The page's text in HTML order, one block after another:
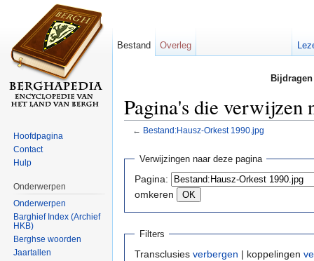
Pagina's die verwijzen
← Bestand:Hausz-Orkest 1990.jpg
Verwijzingen naar deze pagina
Pagina:
omkeren
Filters
Transclusies verbergen | koppelingen
Bestand Overleg
Hoofdpagina
Contact
Hulp
Onderwerpen
Onderwerpen
Barghief Index (Archief
HKB)
Berghse woorden
Jaartallen